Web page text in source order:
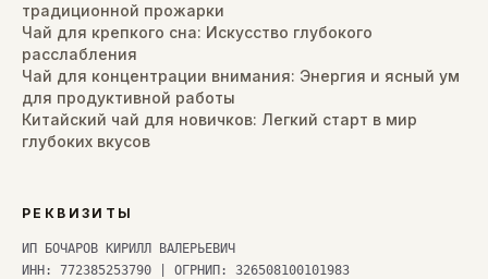
традиционной прожарки
Чай для крепкого сна: Искусство глубокого
расслабления
Чай для концентрации внимания: Энергия и ясный ум
для продуктивной работы
Китайский чай для новичков: Легкий старт в мир
глубоких вкусов
РЕКВИЗИТЫ
ИП БОЧАРОВ КИРИЛЛ ВАЛЕРЬЕВИЧ
ИНН: 772385253790 | ОГРНИП: 326508100101983